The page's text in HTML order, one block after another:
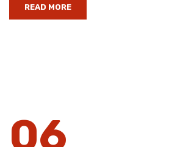
READ MORE
06